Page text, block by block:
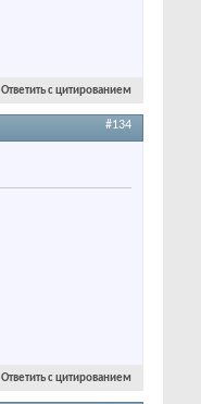
Ответить с цитированием
#134
Ответить с цитированием